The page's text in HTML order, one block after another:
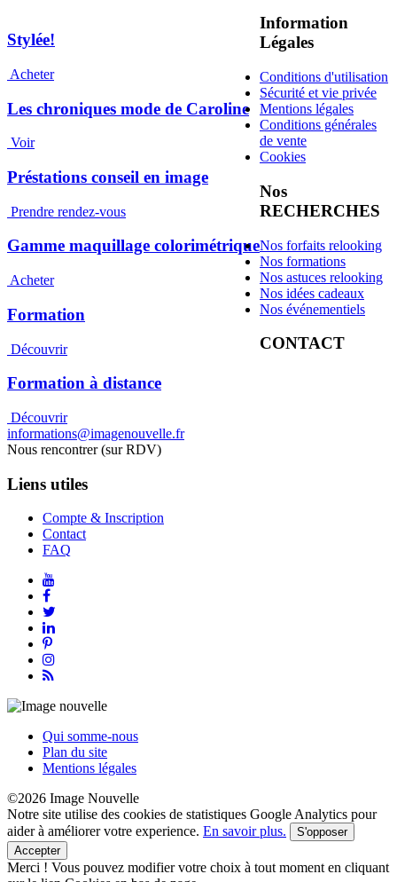
Stylée!
Acheter
Les chroniques mode de Caroline
Voir
Préstations conseil en image
Prendre rendez-vous
Gamme maquillage colorimétrique
Acheter
Formation
Découvrir
Formation à distance
Découvrir
Information
Légales
Conditions d'utilisation
Sécurité et vie privée
Mentions légales
Conditions générales
de vente
Cookies
Nos
RECHERCHES
Nos forfaits relooking
Nos formations
Nos astuces relooking
Nos idées cadeaux
Nos événementiels
CONTACT
informations@imagenouvelle.fr
Nous rencontrer (sur RDV)
Liens utiles
Compte & Inscription
Contact
FAQ
Qui somme-nous
Plan du site
Mentions légales
©2026 Image Nouvelle
Notre site utilise des cookies de statistiques Google Analytics pour
aider à améliorer votre experience. En savoir plus.
S'opposer
Accepter
Merci ! Vous pouvez modifier votre choix à tout moment en cliquant